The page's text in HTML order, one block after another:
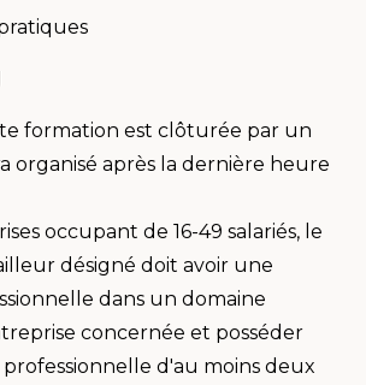
formation est clôturée par un
organisé après la dernière heure
occupant de 16-49 salariés, le
désigné doit avoir une
dans un domaine
concernée et posséder
d'au moins deux